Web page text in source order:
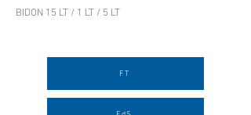
BIDON 15 LT / 1 LT / 5 LT
FT